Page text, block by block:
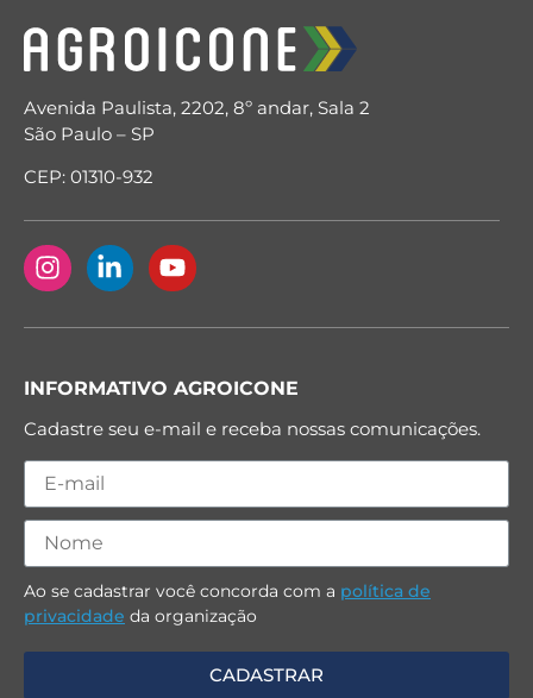
Avenida Paulista, 2202, 8º andar, Sala 2
São Paulo – SP
CEP: 01310-932
INFORMATIVO AGROICONE
Cadastre seu e-mail e receba nossas comunicações.
Ao se cadastrar você concorda com a política de
privacidade da organização